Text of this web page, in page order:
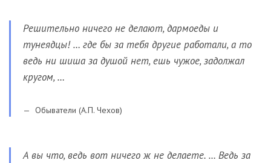
Решительно ничего не делают, дармоеды и
тунеядцы! … где бы за тебя другие работали, а то
ведь ни шиша за душой нет, ешь чужое, задолжал
кругом, …
Обыватели (А.П. Чехов)
А вы что, ведь вот ничего ж не делаете. … Ведь за